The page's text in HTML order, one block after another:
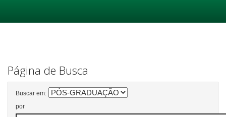
Página de Busca
Buscar em:
por